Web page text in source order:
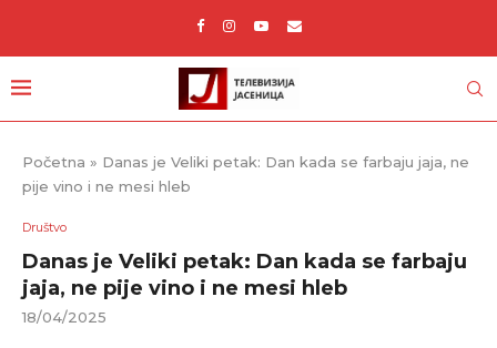
Početna » Danas je Veliki petak: Dan kada se farbaju jaja, ne
pije vino i ne mesi hleb
Društvo
Danas je Veliki petak: Dan kada se farbaju
jaja, ne pije vino i ne mesi hleb
18/04/2025